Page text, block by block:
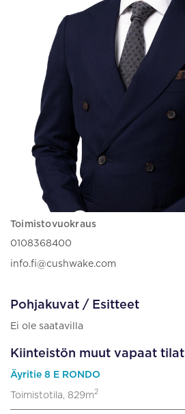
Toimistovuokraus
0108368400
info.fi@cushwake.com
Pohjakuvat / Esitteet
Ei ole saatavilla
Kiinteistön muut vapaat tilat
Äyritie 8 E RONDO
Toimistotila, 829m2